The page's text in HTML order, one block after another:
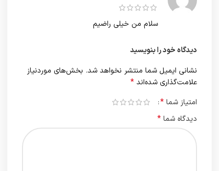
سلام من خیلی راضیم
دیدگاه خود را بنویسید
نشانی ایمیل شما منتشر نخواهد شد. بخش‌های موردنیاز
علامت‌گذاری شده‌اند *
امتیاز شما *
دیدگاه شما *